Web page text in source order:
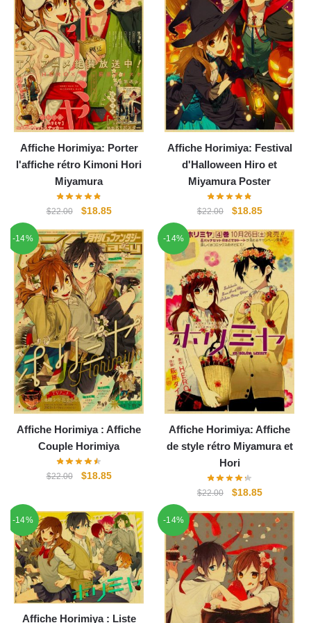
Affiche Horimiya: Porter
l'affiche rétro Kimoni Hori
Miyamura
$22.00
Le
initial
était :
$22.00.
$18.85Le
actuel
est :
$18.85.
Affiche Horimiya: Festival
d'Halloween Hiro et
Miyamura Poster
$22.00
Le
initial
était :
$22.00.
$18.85Le
actuel
est :
$18.85.
-14%
Affiche Horimiya : Affiche
Couple Horimiya
$22.00
Le
était :
$22.00.
$18.85Le
est :
$18.85.
-14%
Affiche Horimiya: Affiche
de style rétro Miyamura et
Hori
$22.00
Le
initial
était :
$22.00.
$18.85Le
actuel
est :
$18.85.
-14%
Affiche Horimiya : Liste
-14%